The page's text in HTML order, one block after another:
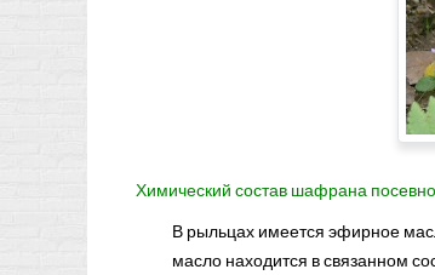
Химический состав шафрана
В рыльцах имеется эфирное
масло находится в связанном